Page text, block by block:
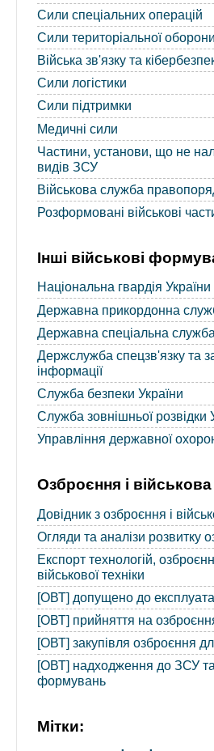
Сили спеціальних операцій
Сили територіальної оборони
Війська зв'язку та
Сили логістики
Сили підтримки
Медичні сили
Частини, установи, що не
видів ЗСУ
Військова служба
Розформовані військові
Інші військові
Національна гвардія України
Державна прикордонна
Державна спеціальна
Держслужба спецзв'язку та
інформації
Служба безпеки України
Служба зовнішньої розвідки
Управління державної
Озброєння і військова
Довідник з озброєння і
Огляди та аналізи розвитку
Експорт технологій,
військової техніки
[ОВТ] допущено до
[ОВТ] прийняття на
[ОВТ] закупівля озброєння
[ОВТ] надходження до ЗСУ
формувань
Мітки: